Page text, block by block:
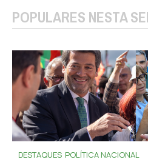
POPULARES NESTA
DESTAQUES POLÍTICA NACIONAL